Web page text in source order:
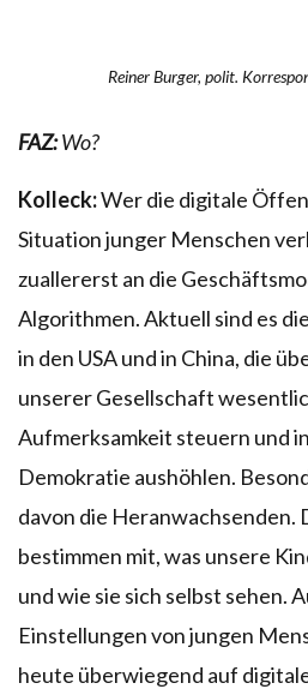
Reiner Burger, polit.
FAZ:Wo?
Kolleck:Wer die digitale
Situation junger Menschen
zuallererst an die
Algorithmen. Aktuell sind es
in den USA und in China, die
unserer Gesellschaft
Aufmerksamkeit steuern und
Demokratie aushöhlen.
davon die Heranwachsenden.
bestimmen mit, was unsere
und wie sie sich selbst sehen.
Einstellungen von jungen
heute überwiegend auf